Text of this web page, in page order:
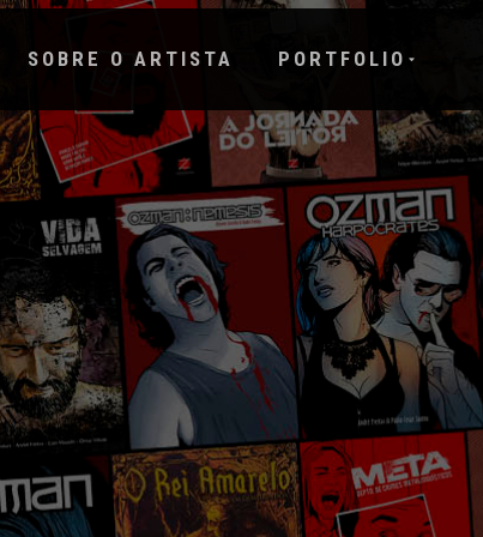
SOBRE O ARTISTA PORTFOLIO